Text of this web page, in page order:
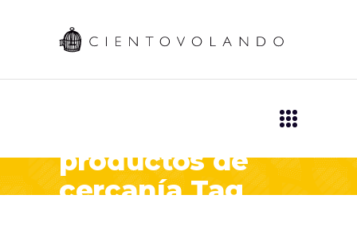
productos de
cercanía Tag